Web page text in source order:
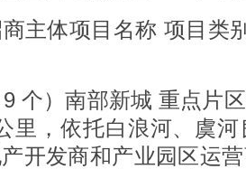
体项目名称 项目类别
个）南部新城 重点片
里，依托白浪河、虞
开发商和产业园区运